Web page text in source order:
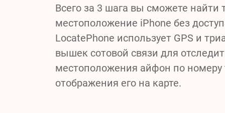
Всего за 3 шага вы сможете найти
местоположение iPhone без
LocatePhone использует GPS и
вышек сотовой связи для
местоположения айфон по номеру
отображения его на карте.